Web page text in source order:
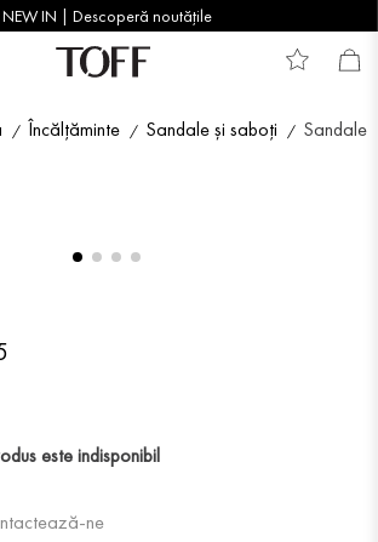
NEW IN | Descoperă noutățile
Încălțăminte Sandale și saboți
Sandale
este indisponibil
ne